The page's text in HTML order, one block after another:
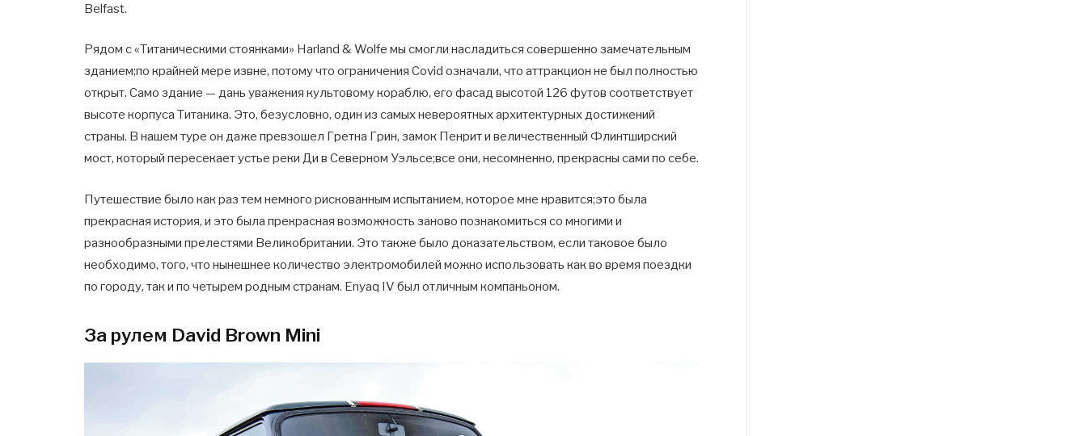
Belfast.
Рядом с «Титаническими стоянками» Harland & Wolfe мы смогли насладиться совершенно замечательным
зданием;по крайней мере извне, потому что ограничения Covid означали, что аттракцион не был полностью
открыт. Само здание — дань уважения культовому кораблю, его фасад высотой 126 футов соответствует
высоте корпуса Титаника. Это, безусловно, один из самых невероятных архитектурных достижений
страны. В нашем туре он даже превзошел Гретна Грин, замок Пенрит и величественный Флинтширский
мост, который пересекает устье реки Ди в Северном Уэльсе;все они, несомненно, прекрасны сами по себе.
Путешествие было как раз тем немного рискованным испытанием, которое мне нравится;это была
прекрасная история, и это была прекрасная возможность заново познакомиться со многими и
разнообразными прелестями Великобритании. Это также было доказательством, если таковое было
необходимо, того, что нынешнее количество электромобилей можно использовать как во время поездки
по городу, так и по четырем родным странам. Enyaq IV был отличным компаньоном.
За рулем David Brown Mini